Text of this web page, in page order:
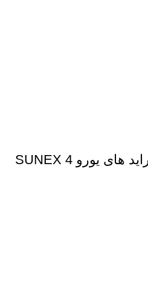
واشر سرسیلندر کلیه پراید های یورو 4 SUNEX